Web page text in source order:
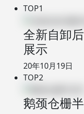
TOP1
全新自卸
展示
20年10月19日
TOP2
鹅颈仓栅